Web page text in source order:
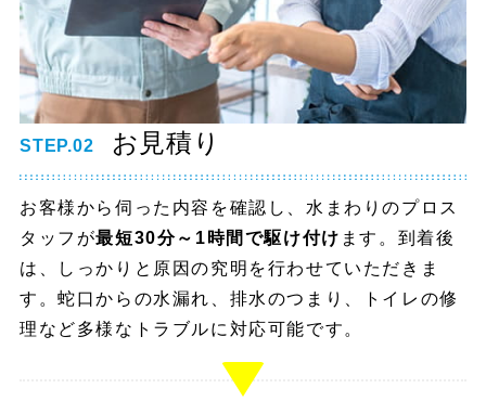
STEP.02 お見積り
お客様から伺った内容を確認し、水まわりのプロス
タッフが最短30分～1時間で駆け付け ます。到着後
は、しっかりと原因の究明を行わせていただきま
す。蛇口からの水漏れ、排水のつまり、トイレの修
理など多様なトラブルに対応可能です。